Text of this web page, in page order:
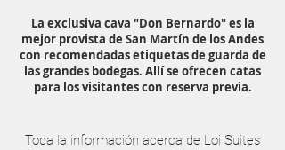
La exclusiva cava "Don Bernardo" es la
mejor provista de San Martín de los Andes
con recomendadas etiquetas de guarda de
las grandes bodegas. Allí se ofrecen catas
para los visitantes con reserva previa.
Toda la información acerca de Loi Suites